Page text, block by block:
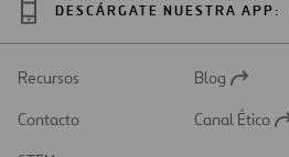
DESCÁRGATE NUESTRA APP:
Recursos
Abrir
una
Blog
Contacto
Abrir
Canal Ético